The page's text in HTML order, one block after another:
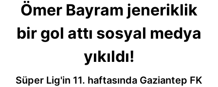
Ömer Bayram jeneriklik
bir gol attı sosyal medya
yıkıldı!
Süper Lig'in 11. haftasında Gaziantep FK